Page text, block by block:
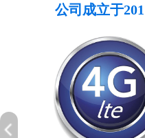
公司成立于